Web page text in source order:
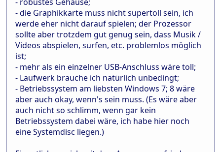
- die Graphikkarte muss nicht supertoll sein, ich
werde eher nicht darauf spielen; der Prozessor
sollte aber trotzdem gut genug sein, dass Musik /
Videos abspielen, surfen, etc. problemlos möglich
ist;
- mehr als ein einzelner USB-Anschluss wäre toll;
- Laufwerk brauche ich natürlich unbedingt;
- Betriebssystem am liebsten Windows 7; 8 wäre
aber auch okay, wenn's sein muss. (Es wäre aber
auch nicht so schlimm, wenn gar kein
Betriebssystem dabei wäre, ich habe hier noch
eine Systemdisc liegen.)